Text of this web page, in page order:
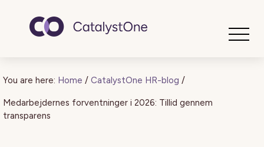
You are here: Home / CatalystOne HR-blog /
Medarbejdernes forventninger i 2026: Tillid gennem
transparens